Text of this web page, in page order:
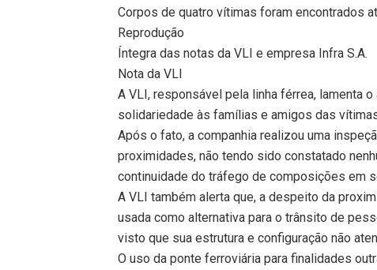
Corpos de quatro vítimas foram encontrados
Reprodução
Íntegra das notas da VLI e empresa Infra S.A.
Nota da VLI
A VLI, responsável pela linha férrea, lamenta
solidariedade às famílias e amigos das
Após o fato, a companhia realizou uma
proximidades, não tendo sido constatado
continuidade do tráfego de composições em
A VLI também alerta que, a despeito da
usada como alternativa para o trânsito de
visto que sua estrutura e configuração não
O uso da ponte ferroviária para finalidades